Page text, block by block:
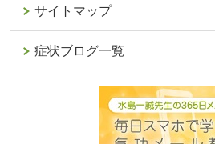
サイトマップ
症状ブログ一覧